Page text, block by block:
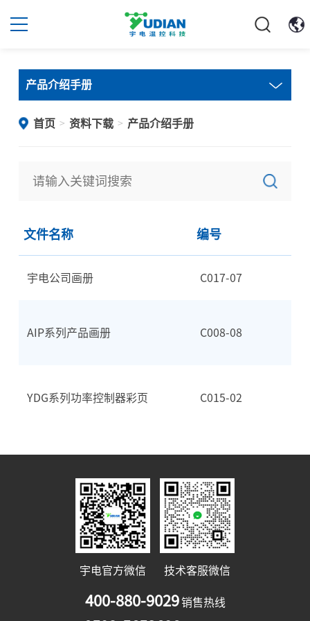
产品介绍手册
首页 > 资料下载 > 产品介绍手册
文件名称 编号
宇电公司画册 C017-07
AIP系列产品画册 C008-08
YDG系列功率控制器彩页 C015-02
宇电官方微信 技术客服微信
400-880-9029 销售热线